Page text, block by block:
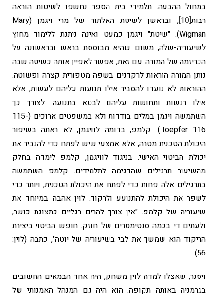
במחול ההבעה. תלמידי בית הספר נחשפו לשיטות הוראה
רבות[10]
, ובראשן לשיטת האלתור של מרי ויגמן (Mary
Wigman). "שיטת" ויגמן כמעט ואינה ניתנת ללימוד מחוץ
לשיעוריה-שלה, משום שהיא מבוססת בראש ובראשונה על
הכריזמה של המורה. עם זאת, אפשר לאפיין אותה כשיטה שבה
נותן המורה הוראות לרקדנים בשפה מטפורית קצרה ופשוטה.
ההוראות לא נועדו להסביר אילו תנועות עליהם לעשות, אלא
אילו רגשות ותחושות עליהם לבטא בתנועה. לצורך כך
השתמשה ויגמן במלים בודדות ולא במשפטים ארוכים (115-
116 Toepfer:). קלמפ, בדומה לוויגמן, לא ראתה בשיפור
היכולת הטכנית מטרה, אלא אמצעי שיש לפתח כדי להגביר את
יכולת הביטוי האישי. בניגוד לוויגמן, קלמפ לימדה בחלק
מהשיעור תרגילים שהדגימה לתלמידים. קלמפ השתמשה
בתרגילים אלה פחות כדי לפתח את היכולת הטכנית, ויותר כדי
לשפר את היכולת להתנועע ולרקוד. לוין אהבה במיוחד את
שיעוריה של קלמפ. "אין צורך להרים רגליים כתצוגת כושר,
ולעתים די בכמה סנטימטרים של חוזק. חופש הביטוי ביצירת
הריקוד הוא שמשך את לבי בשיעוריה של יוטה", כתבה (לוין:
56).
ויסנר, שאצלו למדה לוין משחק, היה אחד הבמאים החשובים
בגרמניה באותה תקופה. הוא היה גם המנהל האמנותי של